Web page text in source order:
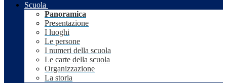
Scuola
Panoramica
Presentazione
I luoghi
Le persone
I numeri della scuola
Le carte della scuola
Organizzazione
La storia